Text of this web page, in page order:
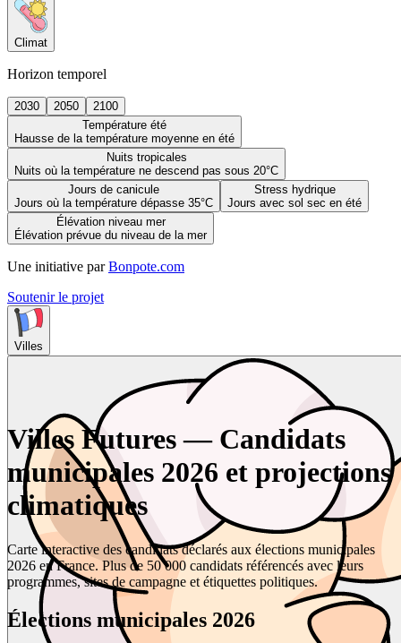
Climat
Horizon temporel
2030 2050
2100
Température été
Hausse de la température moyenne en été
Nuits tropicales
Nuits où la température ne descend pas sous 20°C
Jours de canicule
Jours où la température dépasse 35°C
Stress hydrique
Jours avec sol sec en été
Élévation niveau mer
Élévation prévue du niveau de la mer
Une initiative par Bonpote.com
Soutenir le projet
Villes
Villes Futures — Candidats
municipales 2026 et projections
climatiques
Carte interactive des candidats déclarés aux élections municipales
2026 en France. Plus de 50 000 candidats référencés avec leurs
programmes, sites de campagne et étiquettes politiques.
Élections municipales 2026